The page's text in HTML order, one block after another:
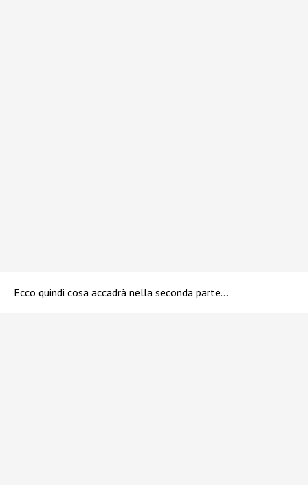
Ecco quindi cosa accadrà nella seconda parte…